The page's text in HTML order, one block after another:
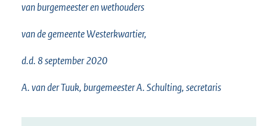
van burgemeester en wethouders
van de gemeente Westerkwartier,
d.d. 8 september 2020
A. van der Tuuk, burgemeester A. Schulting, secretaris